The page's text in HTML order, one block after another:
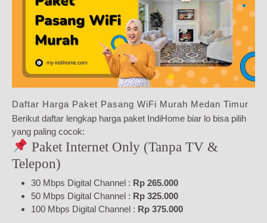
Daftar Harga Paket Pasang WiFi Murah Medan Timur
Berikut daftar lengkap harga paket IndiHome biar lo bisa pilih
yang paling cocok:
Paket Internet Only (Tanpa TV &
Telepon)
30 Mbps Digital Channel : Rp 265.000
50 Mbps Digital Channel : Rp 325.000
100 Mbps Digital Channel : Rp 375.000